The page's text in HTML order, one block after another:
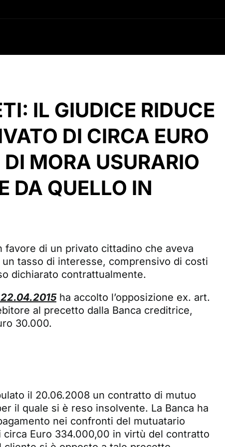
IL GIUDICE RIDUCE
DI CIRCA EURO
MORA USURARIO
DA QUELLO IN
di un privato cittadino che aveva
tasso di interesse, comprensivo di costi
dichiarato contrattualmente.
ha accolto l’opposizione ex. art.
al precetto dalla Banca creditrice,
30.000.
il 20.06.2008 un contratto di mutuo
il quale si è reso insolvente. La Banca ha
nei confronti del mutuatario
Euro 334.000,00 in virtù del contratto